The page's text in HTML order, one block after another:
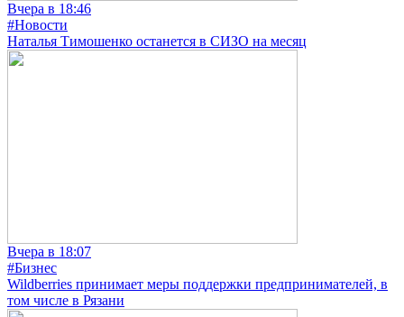
Вчера в 18:46
#Новости
Наталья Тимошенко останется в СИЗО на месяц
Вчера в 18:07
#Бизнес
Wildberries принимает меры поддержки предпринимателей, в
том числе в Рязани